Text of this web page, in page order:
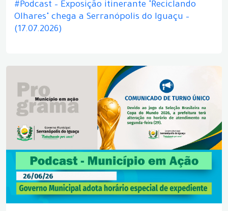
#Podcast – Exposição itinerante "Reciclando
Olhares" chega a Serranópolis do Iguaçu –
(17.07.2026)